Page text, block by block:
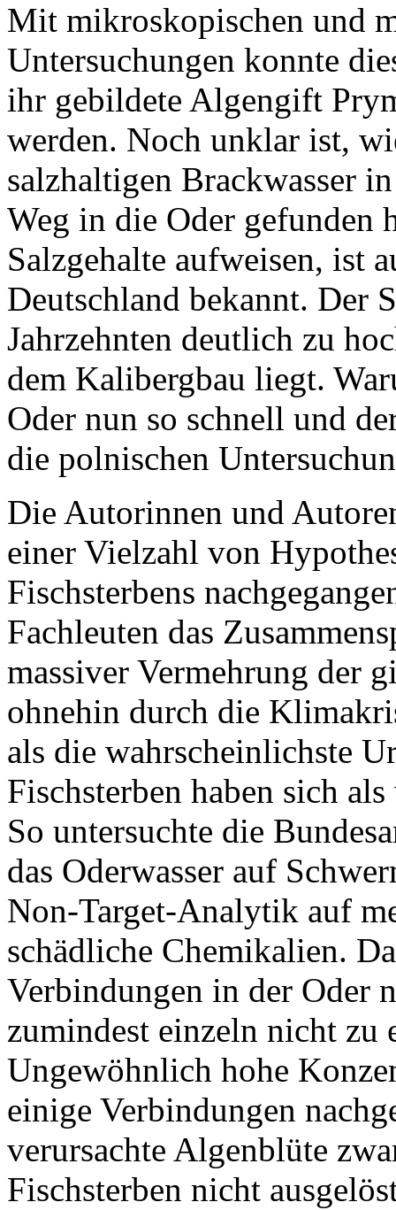
Mit mikroskopischen und
Untersuchungen konnte
ihr gebildete Algengift
werden. Noch unklar ist,
salzhaltigen Brackwasser
Weg in die Oder gefunden
Salzgehalte aufweisen, ist
Deutschland bekannt. Der
Jahrzehnten deutlich zu
dem Kalibergbau liegt.
Oder nun so schnell und
die polnischen
Die Autorinnen und
einer Vielzahl von
Fischsterbens
Fachleuten das
massiver Vermehrung der
ohnehin durch die
als die wahrscheinlichste
Fischsterben haben sich
So untersuchte die
das Oderwasser auf
Non-Target-Analytik auf
schädliche Chemikalien.
Verbindungen in der Oder
zumindest einzeln nicht zu
Ungewöhnlich hohe
einige Verbindungen
verursachte Algenblüte
Fischsterben nicht